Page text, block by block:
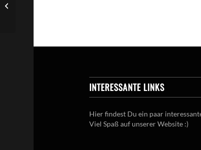
INTERESSANTE LINKS
Hier findest Du ein paar
Viel Spaß auf unserer Website :)